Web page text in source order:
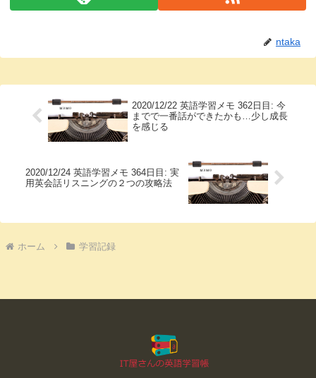
ntaka
2020/12/22 英語学習メモ 362日目: 今
までで一番話ができたかも…少し成長
を感じる
2020/12/24 英語学習メモ 364日目: 実
用英会話リスニングの２つの攻略法
ホーム 学習記録